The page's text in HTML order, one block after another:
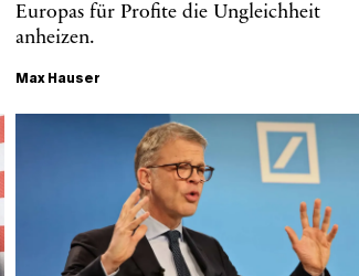
Europas für Profite die Ungleichheit
anheizen.
Max Hauser